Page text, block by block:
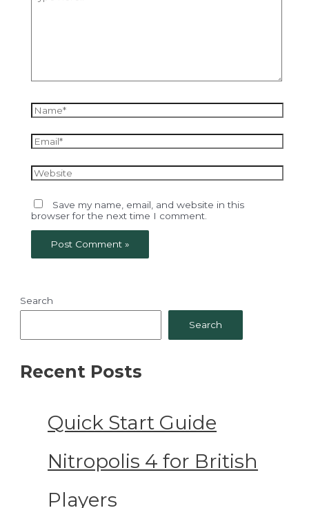
here..
Name*
Email*
Website
Save my name, email, and website in this
browser for the next time I comment.
Search
Search
Recent Posts
Quick Start Guide
Nitropolis 4 for British
Players